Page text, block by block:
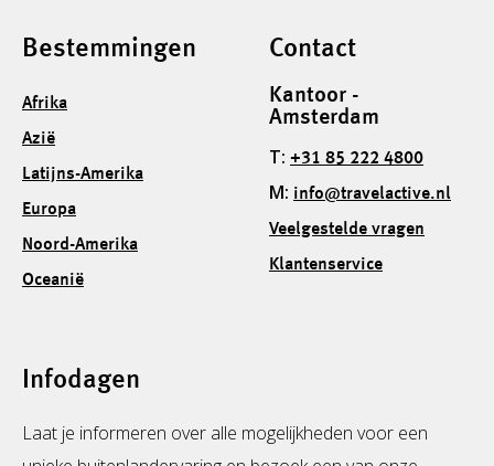
Bestemmingen
Afrika
Azië
Latijns-Amerika
Europa
Noord-Amerika
Oceanië
Contact
Kantoor -
Amsterdam
T: +31 85 222 4800
M: info@travelactive.nl
Veelgestelde vragen
Klantenservice
Infodagen
Laat je informeren over alle mogelijkheden voor een